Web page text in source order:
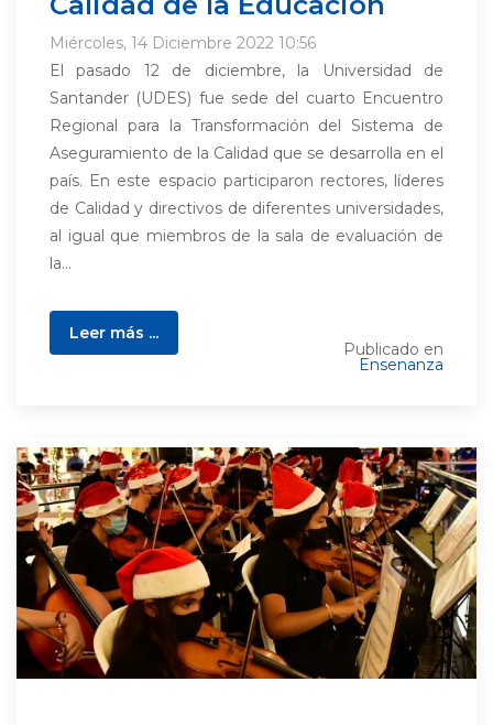
Miércoles, 14 Diciembre 2022 10:56
El pasado 12 de diciembre, la Universidad de
Santander (UDES) fue sede del cuarto Encuentro
Regional para la Transformación del Sistema de
Aseguramiento de la Calidad que se desarrolla en el
país. En este espacio participaron rectores, líderes
de Calidad y directivos de diferentes universidades,
al igual que miembros de la sala de evaluación de
la...
Leer más ...
Publicado en
Ensenanza